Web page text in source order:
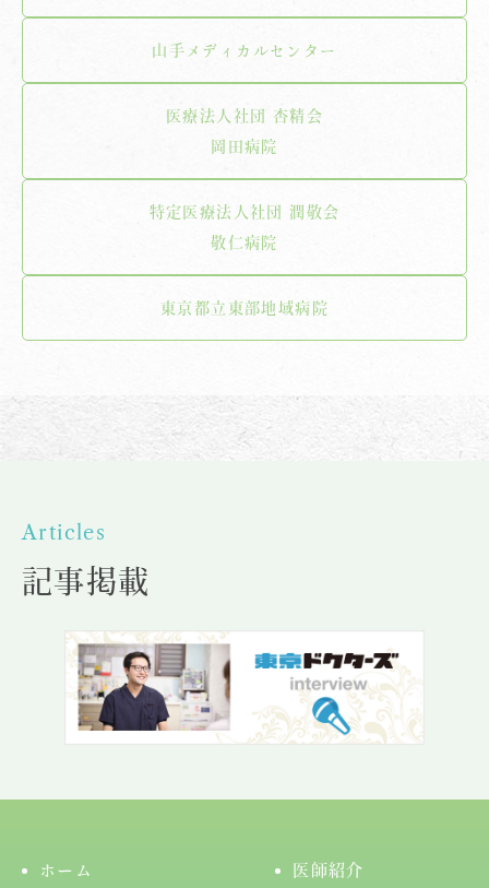
山手メディカルセンター
医療法人社団 杏精会
岡田病院
特定医療法人社団 潤敬会
敬仁病院
東京都立東部地域病院
Articles
記事掲載
ホーム 医師紹介